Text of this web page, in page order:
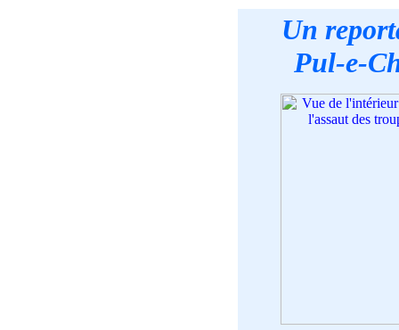
Un
Pul-e-